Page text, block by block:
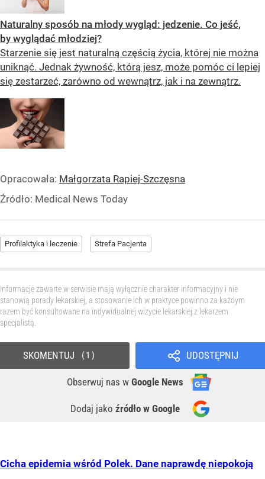
Naturalny sposób na młody wygląd: jedzenie. Co jeść,
by wyglądać młodziej?
Starzenie się jest naturalną częścią życia, której nie można
uniknąć. Jednak żywność, którą jesz, może pomóc ci lepiej
się zestarzeć, zarówno od wewnątrz, jak i na zewnątrz.
Opracowała: Małgorzata Rapiej-Szczęsna
Źródło: Medical News Today
Profilaktyka i leczenie Strefa Pacjenta
Informacje zawarte w serwisie mają wyłącznie charakter informacyjny i nie
stanowią porady lekarskiej, a stosowanie ich w praktyce powinno za każdym
razem być konsultowane na indywidualnej wizycie lekarskiej z lekarzem
specjalistą.
UDOSTĘPNIJ
Obserwuj nas w Google News
Dodaj jako źródło w Google
SKOMENTUJ 1
Cicha epidemia wśród Polek. Dane naprawdę niepokoją